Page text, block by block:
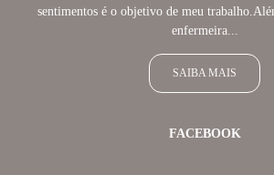
sentimentos é o objetivo de meu
enfermeira...
SAIBA MAIS
FACEBOOK